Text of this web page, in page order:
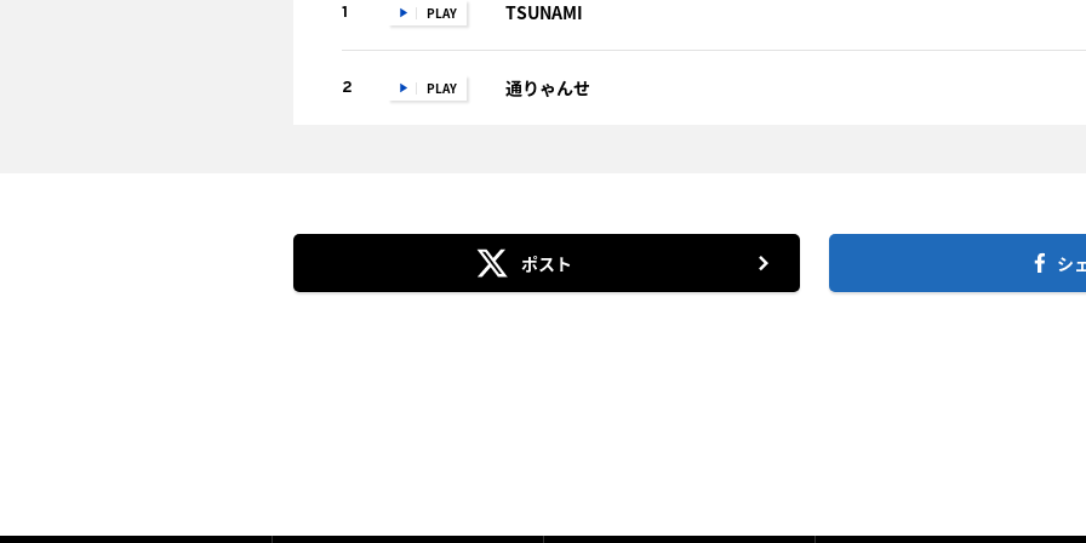
1 PLAY TSUNAMI
2 PLAY 通りゃんせ
ポスト シ